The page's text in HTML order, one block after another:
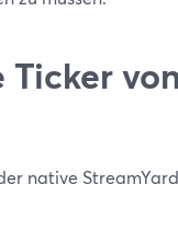
native